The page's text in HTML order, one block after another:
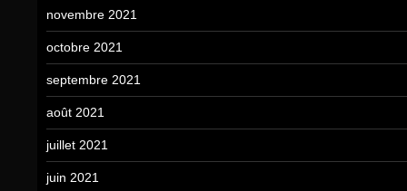
novembre 2021
octobre 2021
septembre 2021
août 2021
juillet 2021
juin 2021